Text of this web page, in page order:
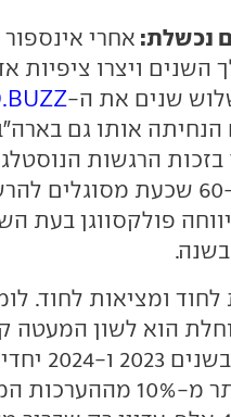
נכשלת: אחרי
השנים ויצרו ציפיות
שנים את ה-
הנחיתה אותו גם
הרגשות
משנות ה-60-70 שכעת
הוא לשון המעטה